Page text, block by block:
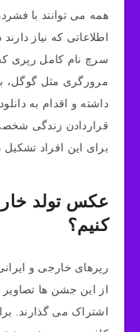
همه می توانند با
اطلاعاتی که نیاز
سرچ نام کامل رپری
مرورگری مثل گوگل،
داشته و اقدام به
قراردادن زندگی
برای این افراد
عکس تولد
کنیم؟
رپرهای خارجی و
از این جشن ها
اشتراک می گذارند.